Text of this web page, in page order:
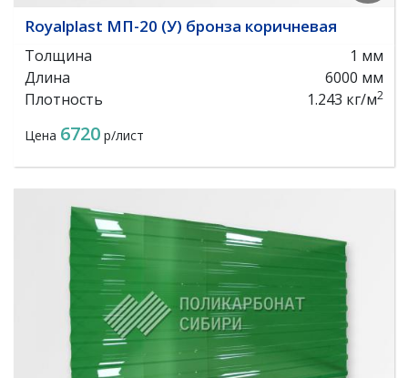
Royalplast МП-20 (У) бронза коричневая
Толщина
1 мм
Длина
6000 мм
Плотность
1.243 кг/м2
Цена 6720 р/лист